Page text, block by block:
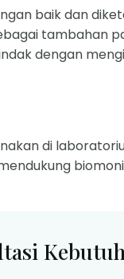
baik dan
tambahan
dengan
di